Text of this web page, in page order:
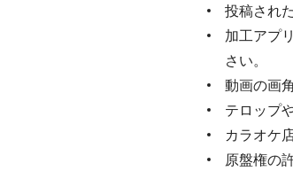
投稿され
加工アプ
さい。
動画の画
テロップ
カラオケ
原盤権の